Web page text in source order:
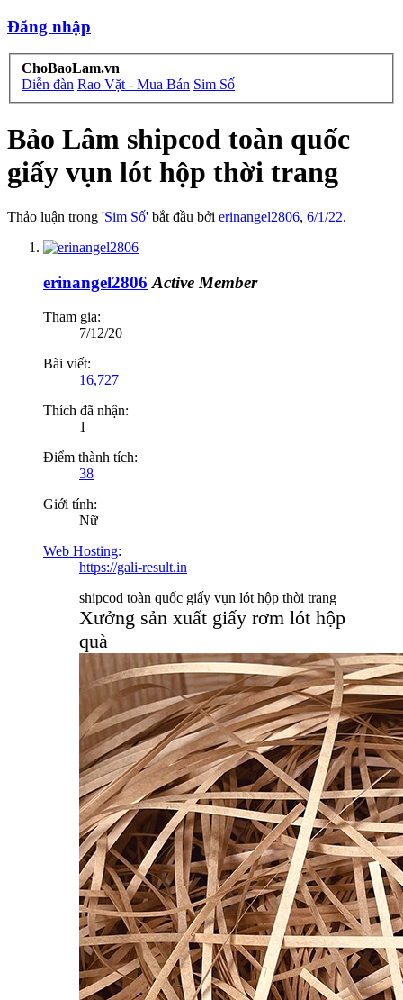
Đăng nhập
ChoBaoLam.vn
Diễn đàn Rao Vặt - Mua Bán Sim Số
Bảo Lâm shipcod toàn quốc
giấy vụn lót hộp thời trang
Thảo luận trong 'Sim Số' bắt đầu bởi erinangel2806, 6/1/22.
erinangel2806 Active Member
Tham gia:
7/12/20
Bài viết:
16,727
Thích đã nhận:
1
Điểm thành tích:
38
Giới tính:
Nữ
Web Hosting:
https://gali-result.in
shipcod toàn quốc giấy vụn lót hộp thời trang
Xưởng sản xuất giấy rơm lót hộp
quà